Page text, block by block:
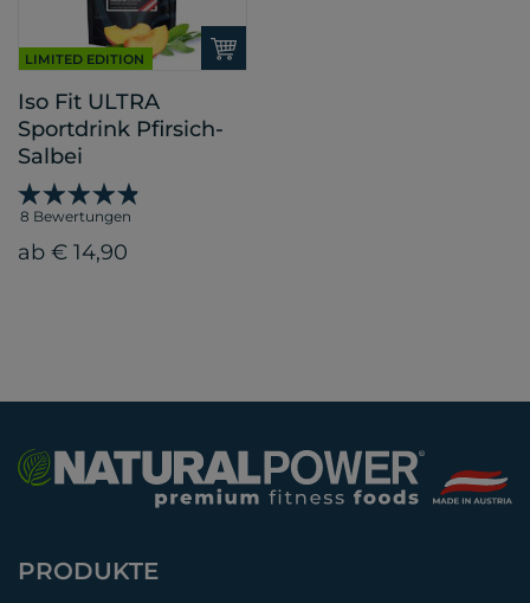
LIMITED EDITION
Iso Fit ULTRA
Sportdrink Pfirsich-
Salbei
8 Bewertungen
ab € 14,90
PRODUKTE